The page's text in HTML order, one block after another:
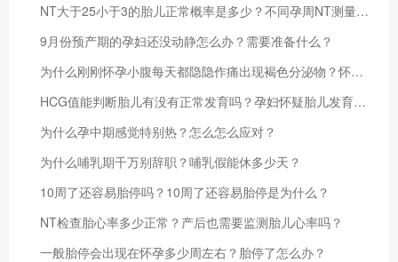
NT大于25小于3的胎儿正常概率是多少？不同孕周NT测量值有差异吗？
9月份预产期的孕妇还没动静怎么办？需要准备什么？
为什么刚刚怀孕小腹每天都隐隐作痛出现褐色分泌物？怀孕小腹痛严重吗？
HCG值能判断胎儿有没有正常发育吗？孕妇怀疑胎儿发育存在问题要怎么办？
为什么孕中期感觉特别热？怎么怎么应对？
为什么哺乳期千万别辞职？哺乳假能休多少天？
10周了还容易胎停吗？10周了还容易胎停是为什么？
NT检查胎心率多少正常？产后也需要监测胎儿心率吗？
一般胎停会出现在怀孕多少周左右？胎停了怎么办？